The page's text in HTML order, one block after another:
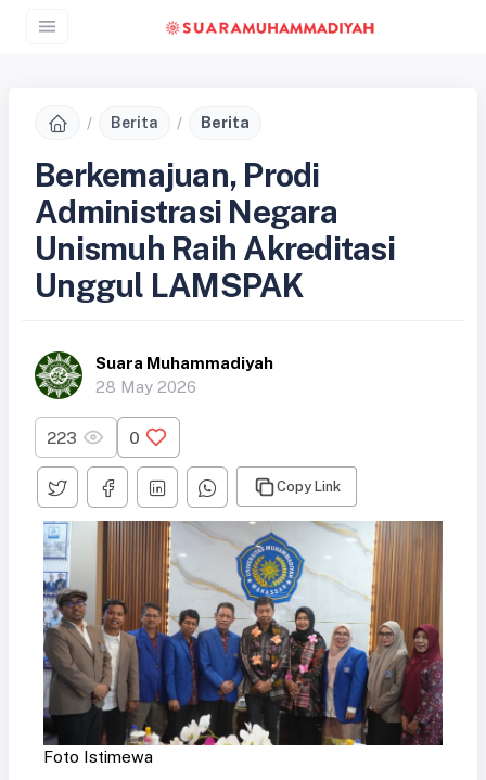
Berita Berita
Berkemajuan, Prodi
Administrasi Negara
Unismuh Raih Akreditasi
Unggul LAMSPAK
Suara Muhammadiyah
28 May 2026
223 0
Copy Link
Foto Istimewa